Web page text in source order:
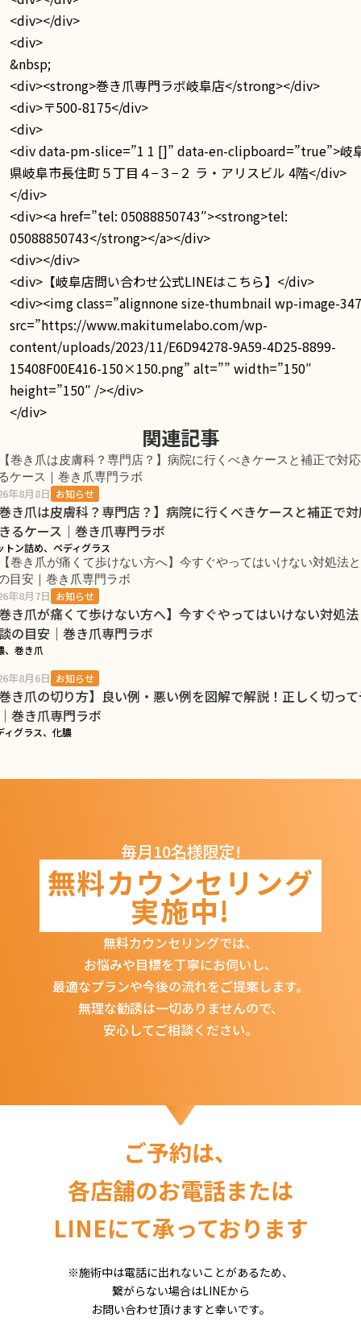
<div></div>
<div>
&nbsp;
<div><strong>巻き爪専門ラボ岐阜店</strong></div>
<div>〒500-8175</div>
<div>
<div data-pm-slice=”1 1 []” data-en-clipboard=”true”>岐
県岐阜市長住町５丁目４−３−２ ラ・アリスビル 4階</div>
</div>
<div><a href=”tel: 05088850743″><strong>tel:
05088850743</strong></a></div>
<div></div>
<div>【岐阜店問い合わせ公式LINEはこちら】</div>
<div><img class=”alignnone size-thumbnail wp-image-
src=”https://www.makitumelabo.com/wp-
content/uploads/2023/11/E6D94278-9A59-4D25-8899-
15408F00E416-150×150.png” alt=”” width=”150″
height=”150″ /></div>
</div>
関連記事
年8月8日 お知らせ
き爪は皮膚科？専門店？】病院に行くべきケースと補正で
るケース｜巻き爪専門ラボ
トン詰め、ペディグラス
年8月7日 お知らせ
き爪が痛くて歩けない方へ】今すぐやってはいけない対処
の目安｜巻き爪専門ラボ
、巻き爪
年8月6日 お知らせ
き爪の切り方】良い例・悪い例を図解で解説！正しく切っ
巻き爪専門ラボ
ィグラス、化膿
毎月10名様限定!
無料カウンセリング
実施中!
無料カウンセリングでは、
お悩みや目標を丁寧にお伺いし、
最適なプランや今後の流れをご提案します。
無理な勧誘は一切ありませんので、
安心してご相談ください。
ご予約は、
各店舗のお電話または
LINEにて承っております
※施術中は電話に出れないことがあるため、
繋がらない場合はLINEから
お問い合わせ頂けますと幸いです。